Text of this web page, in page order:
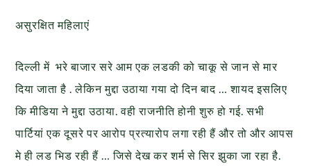
असुरक्षित महिलाएं
दिल्ली में भरे बाजार सरे आम एक लडकी को चाकू से जान से मार
दिया जाता है . लेकिन मुद्दा उठाया गया दो दिन बाद … शायद इसलिए
कि मीडिया ने मुद्दा उठाया. वही राजनीति होनी शुरु हो गई. सभी
पार्टियां एक दूसरे पर आरोप प्रत्यारोप लगा रही हैं और तो और आपस
मे ही लड भिड रही हैं … जिसे देख कर शर्म से सिर झुका जा रहा है.